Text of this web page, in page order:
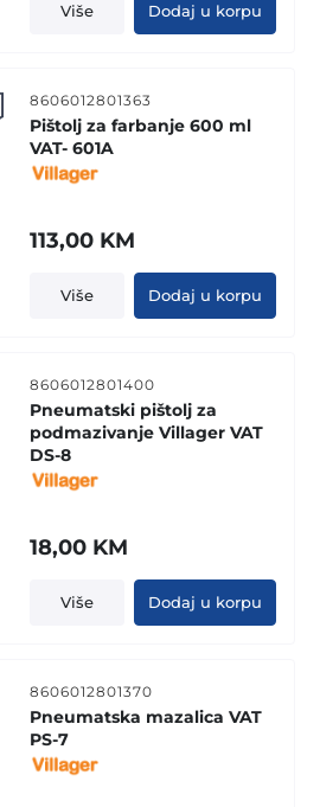
Više Dodaj u korpu
8606012801363
Pištolj za farbanje 600 ml
VAT- 601A
113,00 KM
Više Dodaj u korpu
8606012801400
Pneumatski pištolj za
podmazivanje Villager VAT
DS-8
18,00 KM
Više Dodaj u korpu
8606012801370
Pneumatska mazalica VAT
PS-7